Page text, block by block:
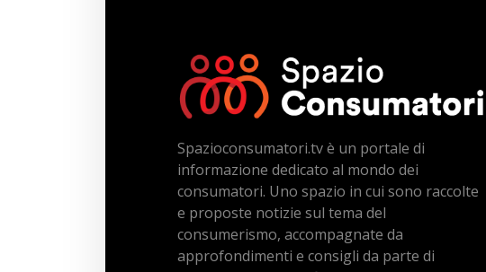
Spazioconsumatori.tv è un portale di
informazione dedicato al mondo dei
consumatori. Uno spazio in cui sono raccolte
e proposte notizie sul tema del
consumerismo, accompagnate da
approfondimenti e consigli da parte di